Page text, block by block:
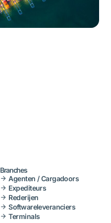
Branches
Agenten / Cargadoors
Expediteurs
Rederijen
Softwareleveranciers
Terminals